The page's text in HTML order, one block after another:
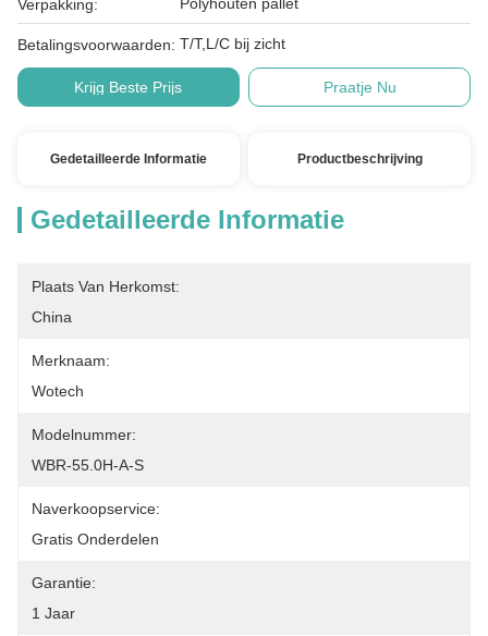
Verpakking:
Betalingsvoorwaarden: T/T,L/C bij zicht
Krijg Beste Prijs Praatje Nu
Gedetailleerde Informatie Productbeschrijving
Gedetailleerde Informatie
Plaats Van Herkomst:
China
Merknaam:
Wotech
Modelnummer:
WBR-55.0H-A-S
Naverkoopservice:
Gratis Onderdelen
Garantie:
1 Jaar